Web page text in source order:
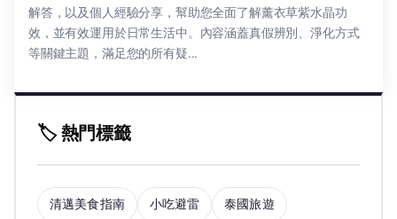
解答，以及個人經驗分享，幫助您全面了解薰衣草紫水晶功
效，並有效運用於日常生活中。內容涵蓋真假辨別、淨化方式
等關鍵主題，滿足您的所有疑...
🏷️ 熱門標籤
清邁美食指南 小吃避雷 泰國旅遊